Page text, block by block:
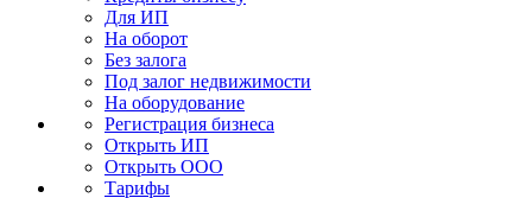
Для ИП
На оборот
Без залога
Под залог недвижимости
На оборудование
Регистрация бизнеса
Открыть ИП
Открыть ООО
Тарифы